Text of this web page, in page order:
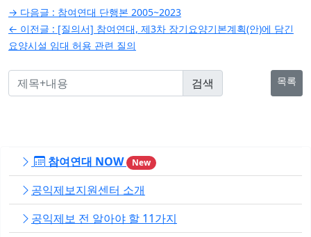
글
탐
색
→ 다음글 : 참여연대 단행본 2005~2023
← 이전글 : [질의서] 참여연대, 제3차 장기요양기본계획(안)에 담긴
요양시설 임대 허용 관련 질의
목록
참여연대 NOW New
공익제보지원센터 소개
공익제보 전 알아야 할 11가지